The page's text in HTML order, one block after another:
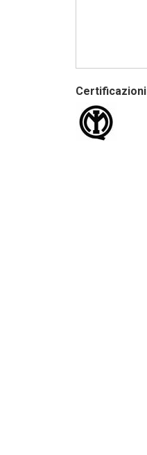
Certificazioni